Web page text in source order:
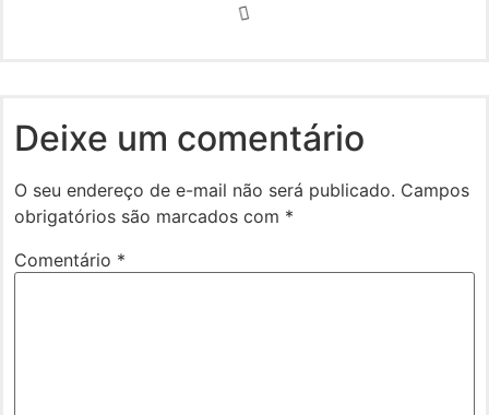
Deixe um comentário
O seu endereço de e-mail não será publicado. Campos
obrigatórios são marcados com *
Comentário *